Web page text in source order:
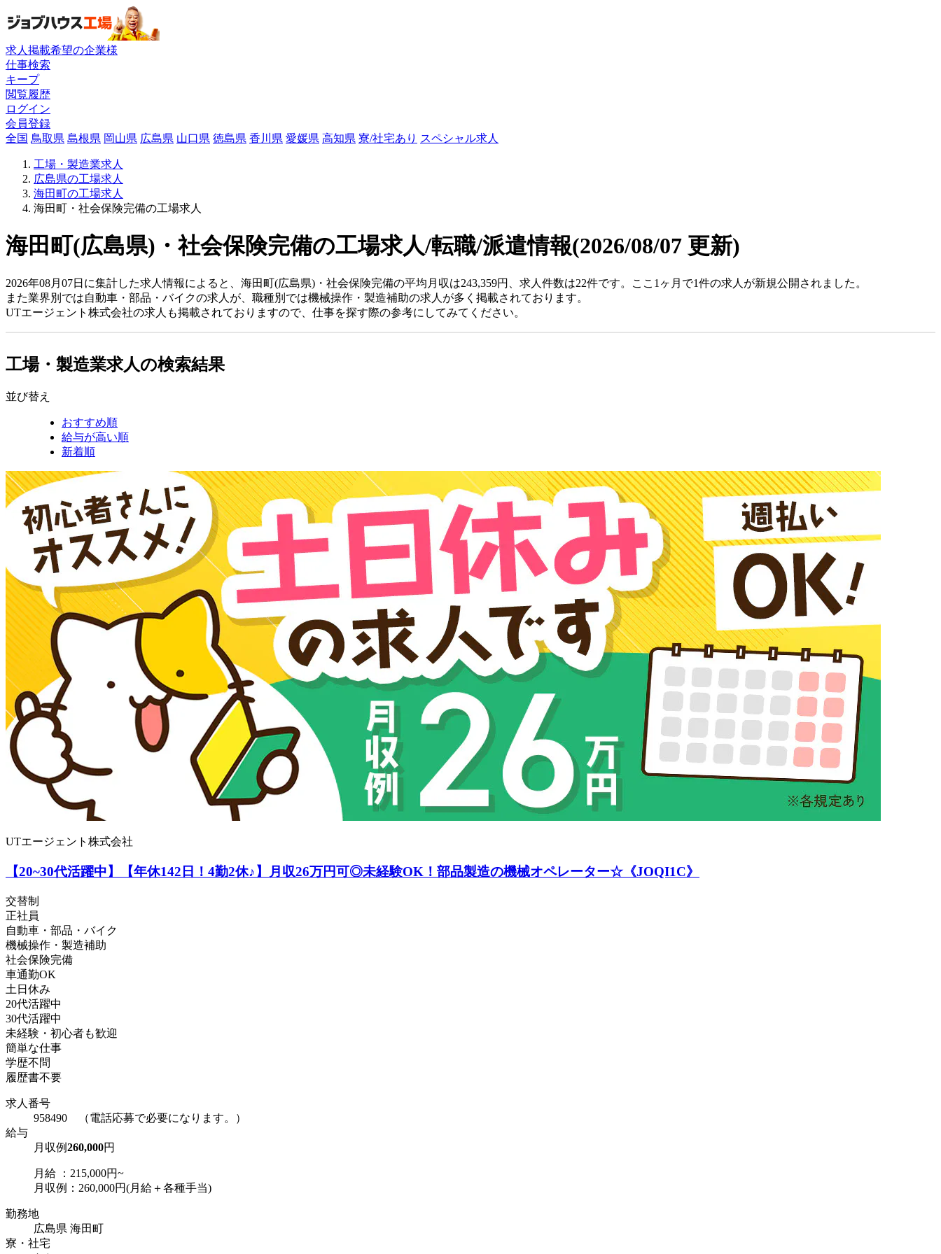
求人掲載希望の企業様
仕事検索
キープ
閲覧履歴
ログイン
会員登録
全国 鳥取県 島根県 岡山県 広島県 山口県 徳島県 香川県 愛媛県 高知県 寮/社宅あり スペシャル求人
工場・製造業求人
広島県の工場求人
海田町の工場求人
海田町・社会保険完備の工場求人
海田町(広島県)・社会保険完備の工場求人/転職/派遣情報(2026/08/07 更新)
2026年08月07日に集計した求人情報によると、海田町(広島県)・社会保険完備の平均月収は243,359円、求人件数は22件です。ここ1ヶ月で1件の求人が新規公開されました。
また業界別では自動車・部品・バイクの求人が、職種別では機械操作・製造補助の求人が多く掲載されております。
UTエージェント株式会社の求人も掲載されておりますので、仕事を探す際の参考にしてみてください。
工場・製造業求人の検索結果
並び替え
おすすめ順
給与が高い順
新着順
UTエージェント株式会社
【20~30代活躍中】【年休142日！4勤2休♪】月収26万円可◎未経験OK！部品製造の機械オペレーター☆《JOQI1C》
交替制
正社員
自動車・部品・バイク
機械操作・製造補助
社会保険完備
車通勤OK
土日休み
20代活躍中
30代活躍中
未経験・初心者も歓迎
簡単な仕事
学歴不問
履歴書不要
求人番号
958490 （電話応募で必要になります。）
給与
月収例260,000円
月給 ：215,000円~
月収例：260,000円(月給＋各種手当)
勤務地
広島県 海田町
寮・社宅